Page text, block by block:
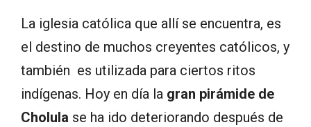
La iglesia católica que allí se encuentra, es
el destino de muchos creyentes católicos, y
también es utilizada para ciertos ritos
indígenas. Hoy en día la gran pirámide de
Cholula se ha ido deteriorando después de